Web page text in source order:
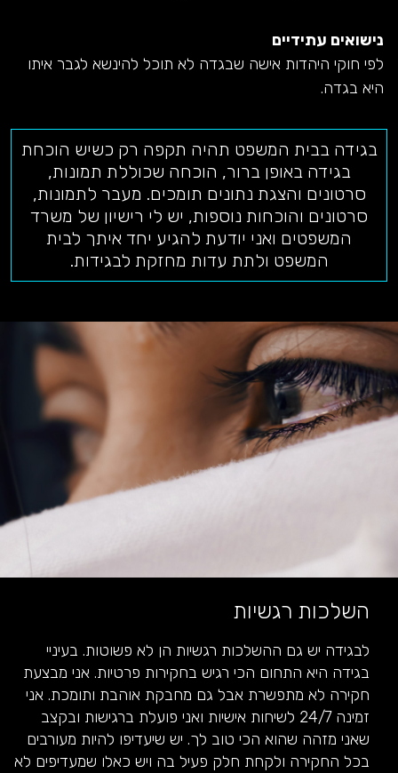
נישואים עתידיים
לפי חוקי היהדות אישה שבגדה לא תוכל להינשא לגבר איתו
היא בגדה.
בגידה בבית המשפט תהיה תקפה רק כשיש הוכחת
בגידה באופן ברור, הוכחה שכוללת תמונות,
סרטונים והצגת נתונים תומכים. מעבר לתמונות,
סרטונים והוכחות נוספות, יש לי רישיון של משרד
המשפטים ואני יודעת להגיע יחד איתך לבית
המשפט ולתת עדות מחזקת לבגידות.
השלכות רגשיות
לבגידה יש גם ההשלכות רגשיות הן לא פשוטות. בעיניי
בגידה היא התחום הכי רגיש בחקירות פרטיות. אני מבצעת
חקירה לא מתפשרת אבל גם מחבקת אוהבת ותומכת. אני
זמינה 24/7 לשיחות אישיות ואני פועלת ברגישות ובקצב
שאני מזהה שהוא הכי טוב לך. יש שיעדיפו להיות מעורבים
בכל החקירה ולקחת חלק פעיל בה ויש כאלו שמעדיפים לא